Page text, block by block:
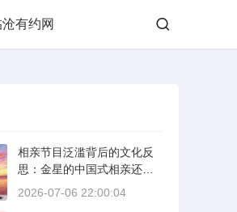
沧有约网
相亲节目泛滥背后的文化反
思：金星的中国式相亲还能
否保持其“完美”
2026-07-06 22:00:04